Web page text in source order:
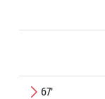
67'